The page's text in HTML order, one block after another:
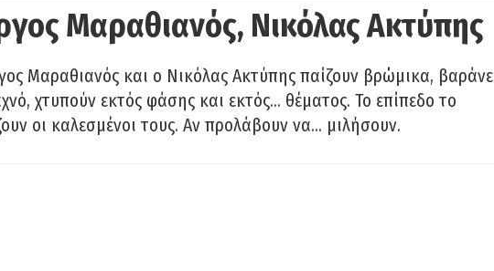
Μαραθιανός, Νικόλας Ακτύπης
Μαραθιανός και ο Νικόλας Ακτύπης παίζουν βρώμικα, βαράνε
χτυπούν εκτός φάσης και εκτός… θέματος. Το επίπεδο το
οι καλεσμένοι τους. Αν προλάβουν να… μιλήσουν.